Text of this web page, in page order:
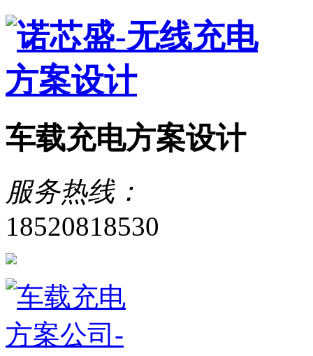
车载充电方案设计
服务热线：
18520818530